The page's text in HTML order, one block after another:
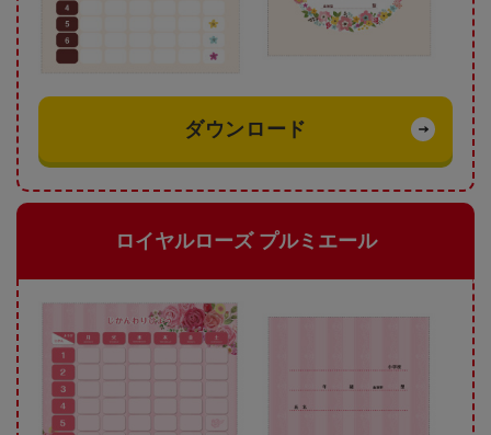
ダウンロード
ロイヤルローズ プルミエール